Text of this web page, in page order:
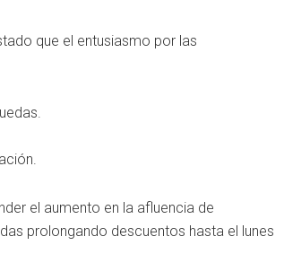
que el entusiasmo por las
el aumento en la afluencia de
prolongando descuentos hasta el lunes